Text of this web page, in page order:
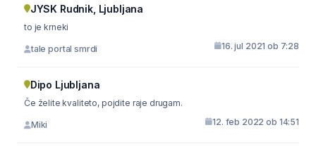
JYSK Rudnik, Ljubljana
to je krneki
tale portal smrdi 16. jul 2021 ob 7:28
Dipo Ljubljana
Če želite kvaliteto, pojdite raje drugam.
Miki 12. feb 2022 ob 14:51